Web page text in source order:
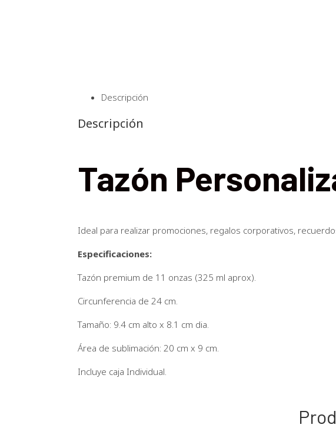
Descripción
Descripción
Tazón
Ideal para realizar promociones, regalos corporativos,
Especificaciones:
Tazón premium de 11 onzas (325 ml aprox).
Circunferencia de 24 cm.
Tamaño: 9.4 cm alto x 8.1 cm dia.
Área de sublimación: 20 cm x 9 cm.
Incluye caja Individual.